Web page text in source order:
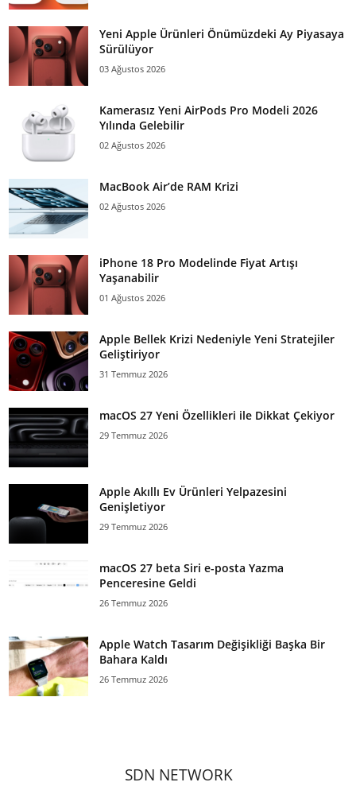
Yeni Apple Ürünleri Önümüzdeki Ay Piyasaya
Sürülüyor
03 Ağustos 2026
Kamerasız Yeni AirPods Pro Modeli 2026
Yılında Gelebilir
02 Ağustos 2026
MacBook Air’de RAM Krizi
02 Ağustos 2026
iPhone 18 Pro Modelinde Fiyat Artışı
Yaşanabilir
01 Ağustos 2026
Apple Bellek Krizi Nedeniyle Yeni Stratejiler
Geliştiriyor
31 Temmuz 2026
macOS 27 Yeni Özellikleri ile Dikkat Çekiyor
29 Temmuz 2026
Apple Akıllı Ev Ürünleri Yelpazesini
Genişletiyor
29 Temmuz 2026
macOS 27 beta Siri e-posta Yazma
Penceresine Geldi
26 Temmuz 2026
Apple Watch Tasarım Değişikliği Başka Bir
Bahara Kaldı
26 Temmuz 2026
SDN NETWORK